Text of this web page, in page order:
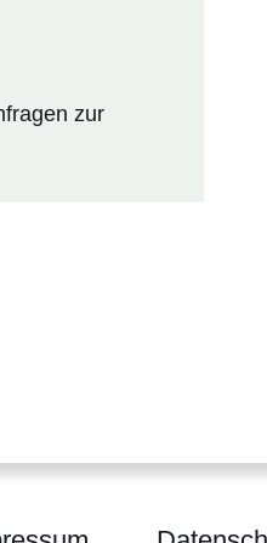
zur